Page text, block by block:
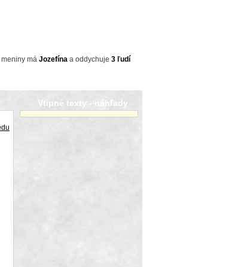
meniny má Jozefína a oddychuje 3 ľudí
Vtipné texty - náhľady